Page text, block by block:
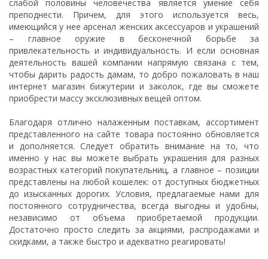
слабой половины человечества является умение себя
преподнести. Причем, для этого используется весь,
имеющийся у нее арсенал женских аксессуаров и украшений
– главное оружие в бесконечной борьбе за
привлекательность и индивидуальность. И если основная
деятельность вашей компании напрямую связана с тем,
чтобы дарить радость дамам, то добро пожаловать в наш
интернет магазин бижутерии и заколок, где вы сможете
приобрести массу эксклюзивных вещей оптом.
Благодаря отлично налаженным поставкам, ассортимент
представленного на сайте товара постоянно обновляется
и дополняется. Следует обратить внимание на то, что
именно у нас вы можете выбрать украшения для разных
возрастных категорий покупательниц, а главное – позиции
представлены на любой кошелек: от доступных бюджетных
до изысканных дорогих. Условия, предлагаемые нами для
постоянного сотрудничества, всегда выгодны и удобны,
независимо от объема приобретаемой продукции.
Достаточно просто следить за акциями, распродажами и
скидками, а также быстро и адекватно реагировать!